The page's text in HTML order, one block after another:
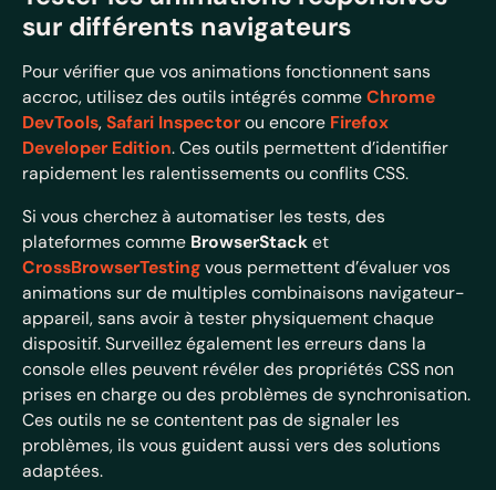
sur différents navigateurs
Pour vérifier que vos animations fonctionnent sans
accroc, utilisez des outils intégrés commeChrome
DevTools,Safari Inspectorou encore Firefox
Developer Edition. Ces outils permettent d’identifier
rapidement les ralentissements ou conflits CSS.
Si vous cherchez à automatiser les tests, des
plateformes comme BrowserStacket
CrossBrowserTestingvous permettent d’évaluer vos
animations sur de multiples combinaisons navigateur-
appareil, sans avoir à tester physiquement chaque
dispositif. Surveillez également les erreurs dans la
console elles peuvent révéler des propriétés CSS non
prises en charge ou des problèmes de synchronisation.
Ces outils ne se contentent pas de signaler les
problèmes, ils vous guident aussi vers des solutions
adaptées.